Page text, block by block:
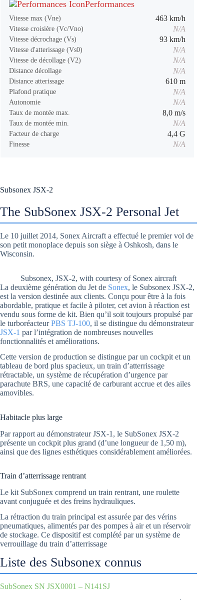
Subsonex JSX-2
The SubSonex JSX-2 Personal Jet
Le 10 juillet 2014, Sonex Aircraft a effectué le premier vol de
son petit monoplace depuis son siège à Oshkosh, dans le
Wisconsin.
Subsonex, JSX-2, with courtesy of Sonex aircraft
La deuxième génération du Jet de Sonex, le Subsonex JSX-2,
est la version destinée aux clients. Conçu pour être à la fois
abordable, pratique et facile à piloter, cet avion à réaction est
vendu sous forme de kit. Bien qu’il soit toujours propulsé par
le turboréacteurPBS TJ-100, il se distingue du démonstrateur
JSX-1 par l’intégration de nombreuses nouvelles
fonctionnalités et améliorations.
Cette version de production se distingue par un cockpit et un
tableau de bord plus spacieux, un train d’atterrissage
rétractable, un système de récupération d’urgence par
parachute BRS, une capacité de carburant accrue et des ailes
amovibles.
Habitacle plus large
Par rapport au démonstrateur JSX-1, le SubSonex JSX-2
présente un cockpit plus grand (d’une longueur de 1,50 m),
ainsi que des lignes esthétiques considérablement améliorées.
Train d’atterrissage rentrant
Le kit SubSonex comprend un train rentrant, une roulette
avant conjuguée et des freins hydrauliques.
La rétraction du train principal est assurée par des vérins
pneumatiques, alimentés par des pompes à air et un réservoir
de stockage. Ce dispositif est complété par un système de
verrouillage du train d’atterrissage
Liste des Subsonex connus
SubSonex SN JSX0001 – N141SJ
Performances
Vitesse max (Vne) 463 km/h
Vitesse croisière (Vc/Vno) N/A
Vitesse décrochage (Vs) 93 km/h
Vitesse d'atterissage (Vs0) N/A
Vitesse de décollage (V2) N/A
Distance décollage N/A
Distance atterissage 610 m
Plafond pratique N/A
Autonomie N/A
Taux de montée max. 8,0 m/s
Taux de montée min. N/A
Facteur de charge 4,4 G
Finesse N/A